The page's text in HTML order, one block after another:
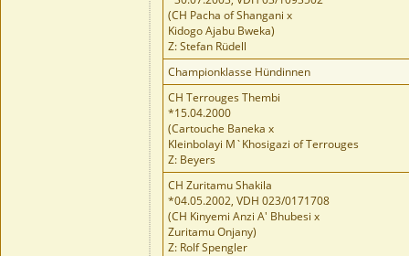
(CH Pacha of Shangani x
Kidogo Ajabu Bweka)
Z: Stefan Rüdell
Championklasse Hündinnen
CH Terrouges Thembi
*15.04.2000
(Cartouche Baneka x
Kleinbolayi M`Khosigazi of Terrouges
Z: Beyers
CH Zuritamu Shakila
*04.05.2002, VDH 023/0171708
(CH Kinyemi Anzi A' Bhubesi x
Zuritamu Onjany)
Z: Rolf Spengler